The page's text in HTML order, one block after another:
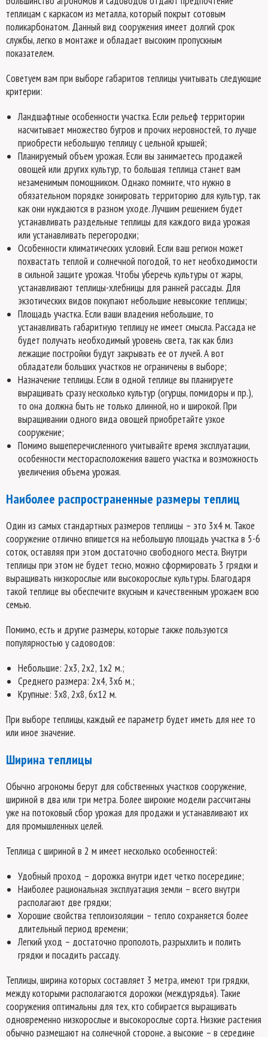
теплицам с каркасом из металла, который покрыт сотовым
поликарбонатом. Данный вид сооружения имеет долгий срок
службы, легко в монтаже и обладает высоким пропускным
показателем.
Советуем вам при выборе габаритов теплицы учитывать следующие
критерии:
Ландшафтные особенности участка. Если рельеф территории
насчитывает множество бугров и прочих неровностей, то лучше
приобрести небольшую теплицу с цельной крышей;
Планируемый объем урожая. Если вы занимаетесь продажей
овощей или других культур, то большая теплица станет вам
незаменимым помощником. Однако помните, что нужно в
обязательном порядке зонировать территорию для культур, так
как они нуждаются в разном уходе. Лучшим решением будет
устанавливать раздельные теплицы для каждого вида урожая
или устанавливать перегородки;
Особенности климатических условий. Если ваш регион может
похвастать теплой и солнечной погодой, то нет необходимости
в сильной защите урожая. Чтобы уберечь культуры от жары,
устанавливают теплицы-хлебницы для ранней рассады. Для
экзотических видов покупают небольшие невысокие теплицы;
Площадь участка. Если ваши владения небольшие, то
устанавливать габаритную теплицу не имеет смысла. Рассада не
будет получать необходимый уровень света, так как близ
лежащие постройки будут закрывать ее от лучей. А вот
обладатели больших участков не ограничены в выборе;
Назначение теплицы. Если в одной теплице вы планируете
выращивать сразу несколько культур (огурцы, помидоры и пр.),
то она должна быть не только длинной, но и широкой. При
выращивании одного вида овощей приобретайте узкое
сооружение;
Помимо вышеперечисленного учитывайте время эксплуатации,
особенности месторасположения вашего участка и возможность
увеличения объема урожая.
Наиболее распространенные размеры теплиц
Один из самых стандартных размеров теплицы – это 3х4 м. Такое
сооружение отлично впишется на небольшую площадь участка в 5-6
соток, оставляя при этом достаточно свободного места. Внутри
теплицы при этом не будет тесно, можно сформировать 3 грядки и
выращивать низкорослые или высокорослые культуры. Благодаря
такой теплице вы обеспечите вкусным и качественным урожаем всю
семью.
Помимо, есть и другие размеры, которые также пользуются
популярностью у садоводов:
Небольшие: 2х3, 2х2, 1х2 м.;
Среднего размера: 2х4, 3х6 м.;
Крупные: 3х8, 2х8, 6х12 м.
При выборе теплицы, каждый ее параметр будет иметь для нее то
или иное значение.
Ширина теплицы
Обычно агрономы берут для собственных участков сооружение,
шириной в два или три метра. Более широкие модели рассчитаны
уже на потоковый сбор урожая для продажи и устанавливают их
для промышленных целей.
Теплица с шириной в 2 м имеет несколько особенностей:
Удобный проход – дорожка внутри идет четко посередине;
Наиболее рациональная эксплуатация земли – всего внутри
располагают две грядки;
Хорошие свойства теплоизоляции – тепло сохраняется более
длительный период времени;
Легкий уход – достаточно прополоть, разрыхлить и полить
грядки и посадить рассаду.
Теплицы, ширина которых составляет 3 метра, имеют три грядки,
между которыми располагаются дорожки (междурядья). Такие
сооружения оптимальны для тех, кто собирается выращивать
одновременно низкорослые и высокорослые сорта. Низкие растения
обычно размещают на солнечной стороне, а высокие – в середине